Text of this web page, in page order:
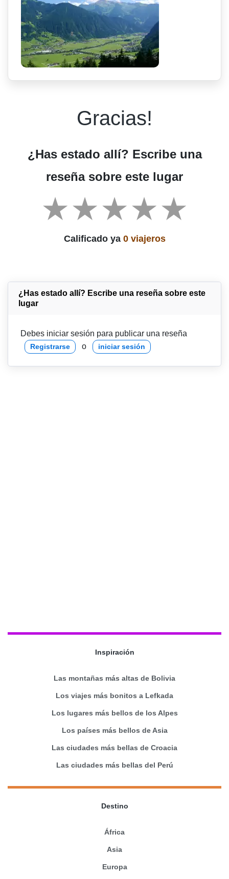
Gracias!
¿Has estado allí? Escribe una
reseña sobre este lugar
Calificado ya 0 viajeros
¿Has estado allí? Escribe una reseña sobre este
lugar
Debes iniciar sesión para publicar una reseña
Registrarse o iniciar sesión
Inspiración
Las montañas más altas de Bolivia
Los viajes más bonitos a Lefkada
Los lugares más bellos de los Alpes
Los países más bellos de Asia
Las ciudades más bellas de Croacia
Las ciudades más bellas del Perú
Destino
África
Asia
Europa